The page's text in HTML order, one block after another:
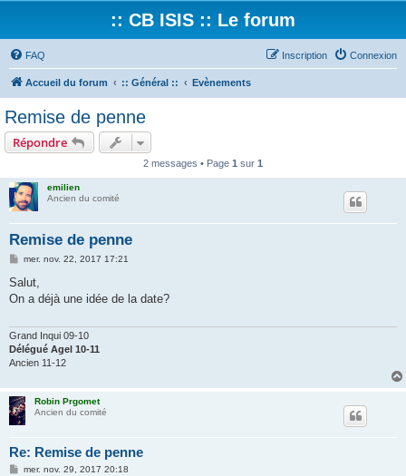
:: CB ISIS :: Le forum
FAQ Connexion
Inscription
Accueil du forum :: Général :: Evènements
Remise de penne
Répondre
2 messages • Page 1 sur 1
emilien
Ancien du comité
Remise de penne
M
s
a
mer. nov. 22, 2017 17:21
Salut,
On a déjà une idée de la date?
Grand Inqui 09-10
Délégué Agel 10-11
Ancien 11-12
Robin Prgomet
Ancien du comité
Re: Remise de penne
Mmer. nov. 29, 2017 20:18